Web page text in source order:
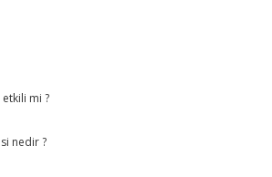
etkili mi ?
nedir ?